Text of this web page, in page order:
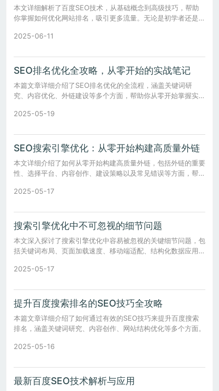
本文详细解析了百度SEO技术，从基础概念到高级技巧，帮助
你掌握如何优化网站排名，吸引更多流量。无论是初学者还是进
2025-06-11
SEO排名优化全攻略，从零开始的实战笔记
本篇文章详细介绍了SEO排名优化的全流程，涵盖关键词研
究、内容优化、外链建设等多个方面，帮助你从零开始掌握实战
2025-05-19
SEO搜索引擎优化：从零开始构建高质量外链
本文详细介绍了如何从零开始构建高质量外链，包括外链的重要
性、选择平台、内容创作、建设策略以及常见错误等方面，帮助
2025-05-17
搜索引擎优化中不可忽视的细节问题
本文深入探讨了搜索引擎优化中容易被忽视的关键细节问题，包
括关键词布局、页面加载速度、移动端适配、结构化数据应用等
2025-05-17
提升百度搜索排名的SEO技巧全攻略
本篇文章详细介绍了如何通过有效的SEO技巧来提升百度搜索
排名，涵盖关键词研究、内容创作、网站结构优化等多个方面。
2025-05-16
最新百度SEO技术解析与应用